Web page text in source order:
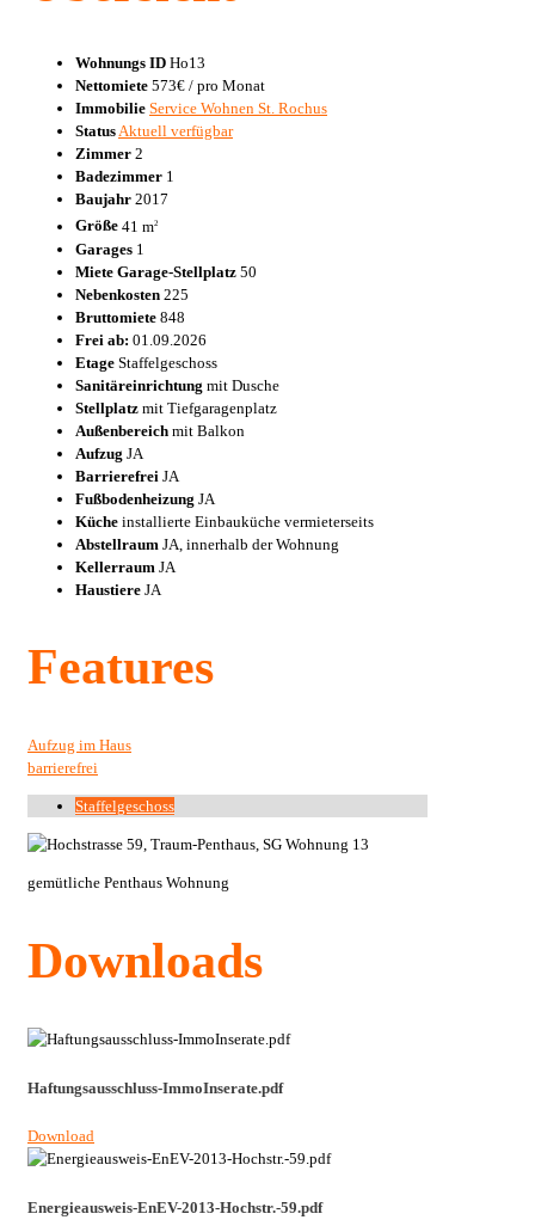
Wohnungs ID Ho13
Nettomiete 573€ / pro Monat
Immobilie Service Wohnen St. Rochus
StatusAktuell verfügbar
Zimmer 2
Badezimmer 1
Baujahr 2017
Größe 41 m2
Garages 1
Miete Garage-Stellplatz 50
Nebenkosten 225
Bruttomiete 848
Frei ab: 01.09.2026
Etage Staffelgeschoss
Sanitäreinrichtung mit Dusche
Stellplatz mit Tiefgaragenplatz
Außenbereich mit Balkon
Aufzug JA
Barrierefrei JA
Fußbodenheizung JA
Küche installierte Einbauküche vermieterseits
Abstellraum JA, innerhalb der Wohnung
Kellerraum JA
Haustiere JA
Features
Aufzug im Haus
barrierefrei
Staffelgeschoss
gemütliche Penthaus Wohnung
Downloads
Haftungsausschluss-ImmoInserate.pdf
Download
Energieausweis-EnEV-2013-Hochstr.-59.pdf